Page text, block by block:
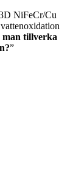
NiFeCr/Cu
tillverka
”